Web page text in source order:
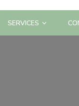
SERVICES